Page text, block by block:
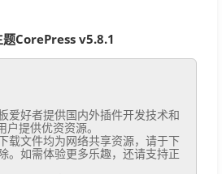
CorePress v5.8.1
提供优资资源。
。如需体验更多乐趣，还请支持正